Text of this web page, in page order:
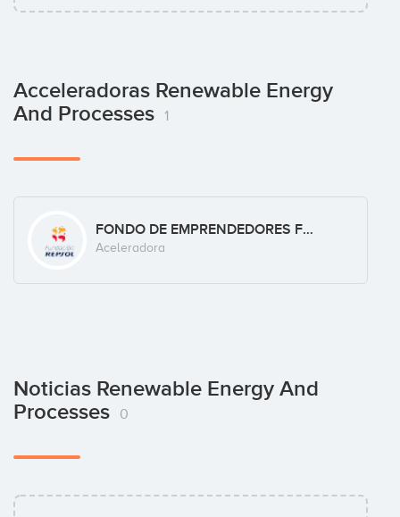
Acceleradoras Renewable Energy
And Processes
1
FONDO DE EMPRENDEDORES FUNDACIÓN REPSOL
Aceleradora
Noticias Renewable Energy And
Processes
0